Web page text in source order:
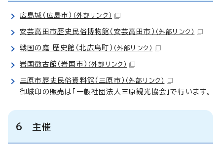
広島城（広島市） （外部リンク）
安芸高田市歴史民俗博物館（安芸高田市） （外部リンク）
戦国の庭 歴史館（北広島町） （外部リンク）
岩国徴古館（岩国市） （外部リンク）
三原市歴史民俗資料館（三原市） （外部リンク）
御城印の販売は「一般社団法人三原観光協会」で行います。
6 主催